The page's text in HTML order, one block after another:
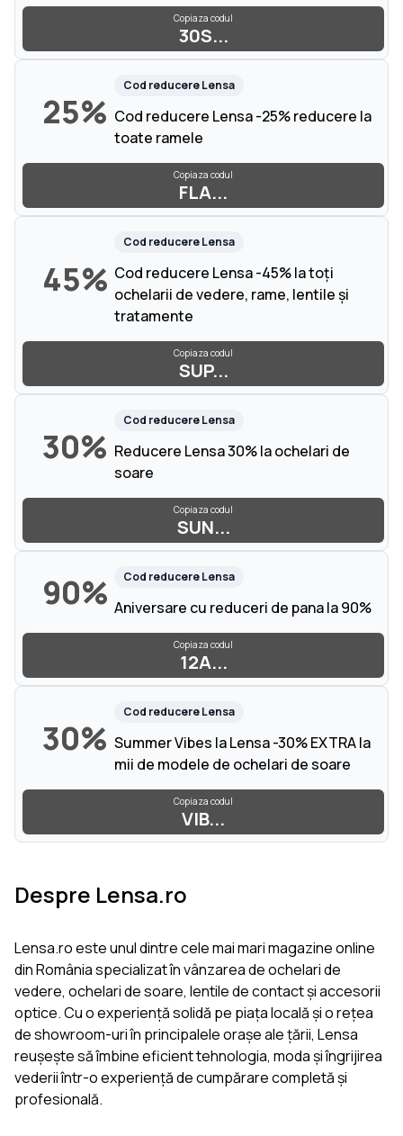
Copiaza codul
30S...
25%
Cod reducereLensa
Cod reducere Lensa -25% reducere la
toate ramele
Copiaza codul
FLA...
45%
Cod reducereLensa
Cod reducere Lensa -45% la toți
ochelarii de vedere, rame, lentile și
tratamente
Copiaza codul
SUP...
30%
Cod reducereLensa
Reducere Lensa 30% la ochelari de
soare
Copiaza codul
SUN...
90% Cod reducereLensa
Aniversare cu reduceri de pana la 90%
Copiaza codul
12A...
30%
Cod reducereLensa
Summer Vibes la Lensa -30% EXTRA la
mii de modele de ochelari de soare
Copiaza codul
VIB...
Despre Lensa.ro
Lensa.ro este unul dintre cele mai mari magazine online
din România specializat în vânzarea de ochelari de
vedere, ochelari de soare, lentile de contact și accesorii
optice. Cu o experiență solidă pe piața locală și o rețea
de showroom-uri în principalele orașe ale țării, Lensa
reușește să îmbine eficient tehnologia, moda și îngrijirea
vederii într-o experiență de cumpărare completă și
profesională.